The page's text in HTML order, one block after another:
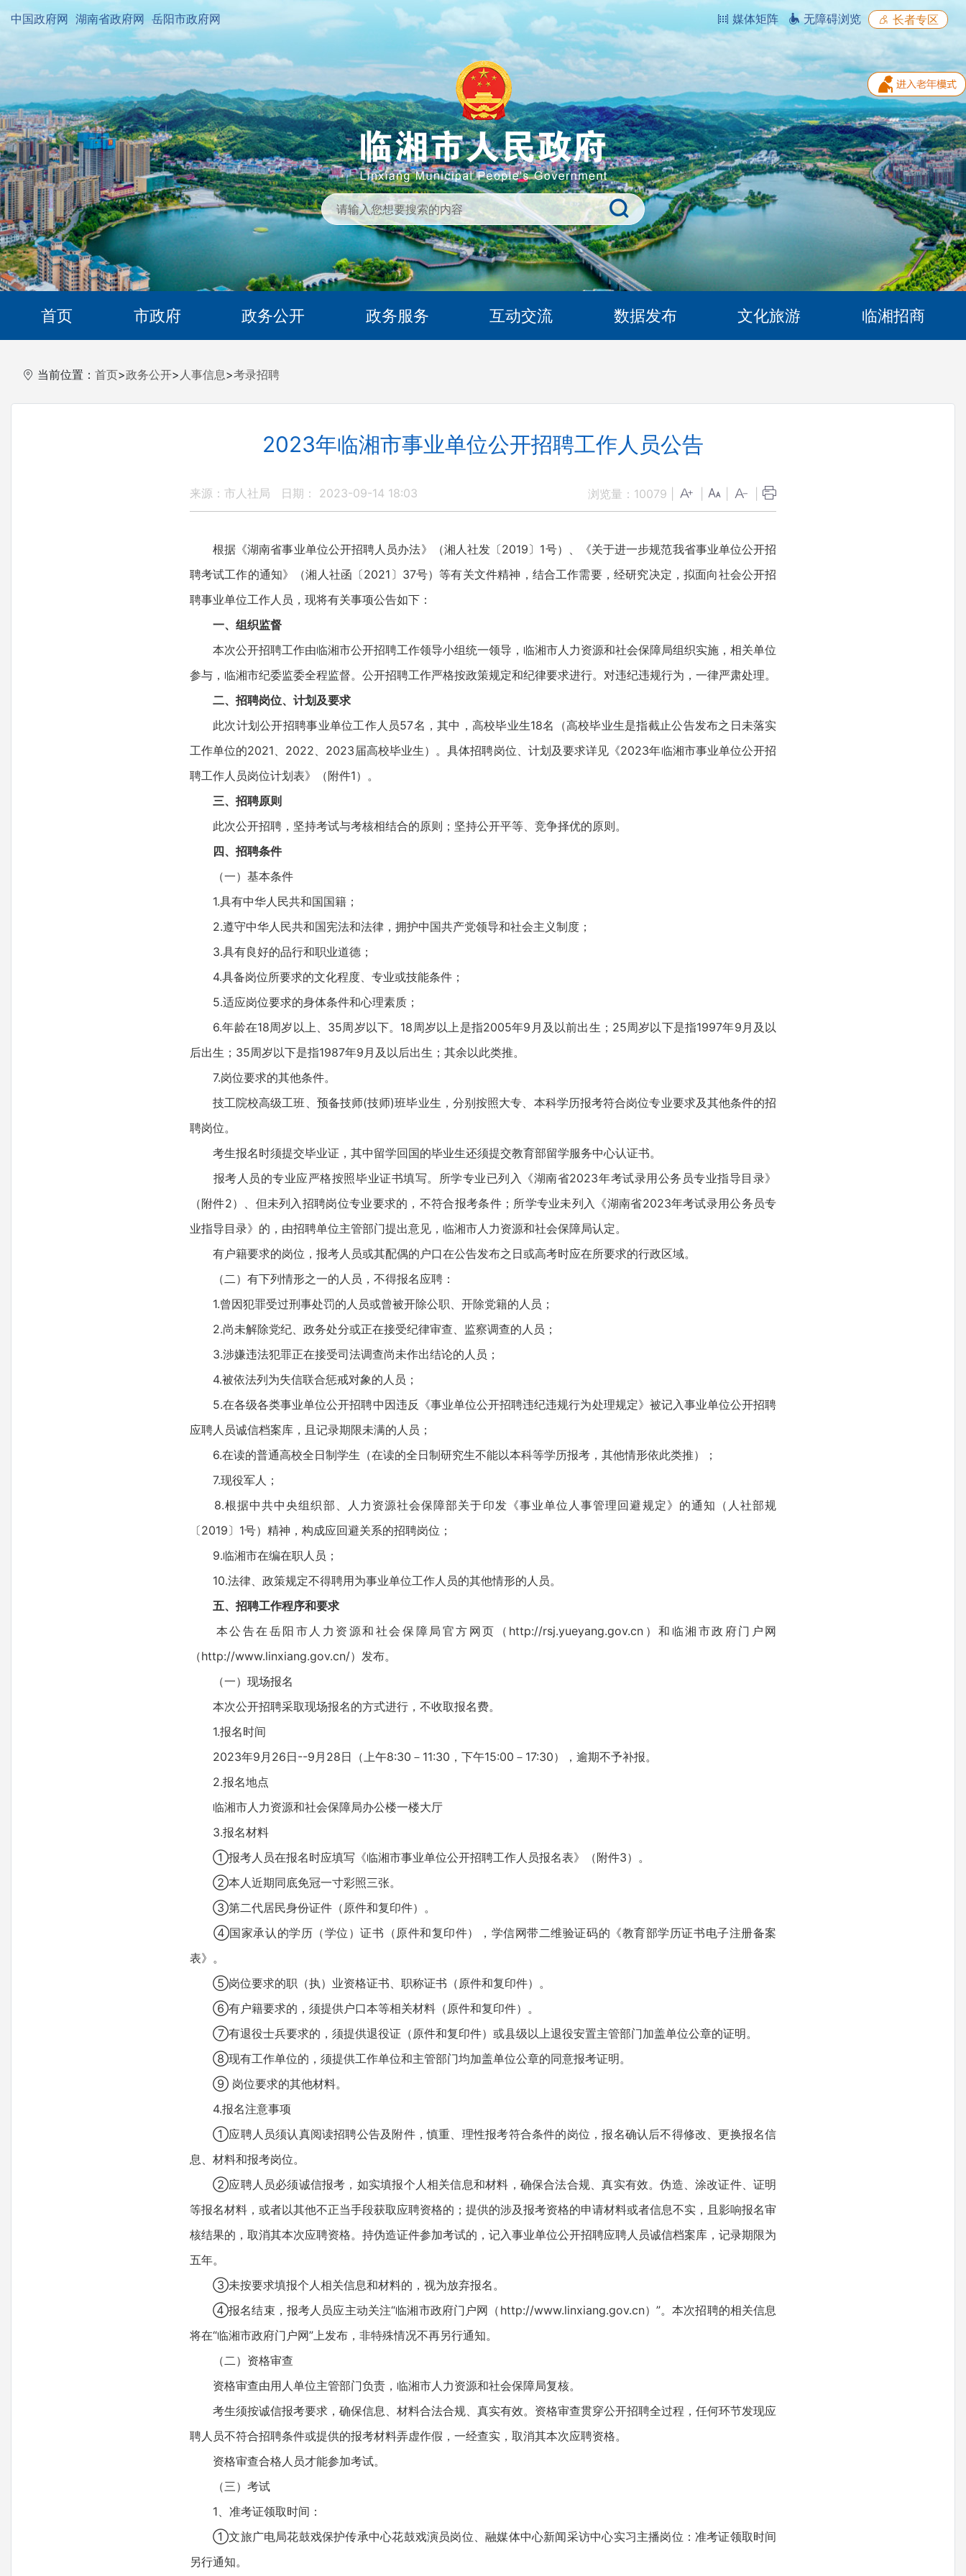
中国政府网 湖南省政府网 岳阳市政府网 媒体矩阵 无障碍浏览 长者专区
首页 市政府 政务公开 政务服务 互动交流 数据发布 文化旅游 临湘招商
当前位置： 首页>政务公开> 人事信息>考录招聘
2023年临湘市事业单位公开招聘工作人员公告
来源：市人社局 日期： 2023-09-14 18:03 浏览量： 10079
根据《湖南省事业单位公开招聘人员办法》（湘人社发〔2019〕1号）、《关于进一步规范我省事业单位公开招
聘考试工作的通知》（湘人社函〔2021〕37号）等有关文件精神，结合工作需要，经研究决定，拟面向社会公开招
聘事业单位工作人员，现将有关事项公告如下：
一、组织监督
本次公开招聘工作由临湘市公开招聘工作领导小组统一领导，临湘市人力资源和社会保障局组织实施，相关单位
参与，临湘市纪委监委全程监督。公开招聘工作严格按政策规定和纪律要求进行。对违纪违规行为，一律严肃处理。
二、招聘岗位、计划及要求
此次计划公开招聘事业单位工作人员57名，其中，高校毕业生18名（高校毕业生是指截止公告发布之日未落实
工作单位的2021、2022、2023届高校毕业生）。具体招聘岗位、计划及要求详见《2023年临湘市事业单位公开招
聘工作人员岗位计划表》（附件1）。
三、招聘原则
此次公开招聘，坚持考试与考核相结合的原则；坚持公开平等、竞争择优的原则。
四、招聘条件
（一）基本条件
1.具有中华人民共和国国籍；
2.遵守中华人民共和国宪法和法律，拥护中国共产党领导和社会主义制度；
3.具有良好的品行和职业道德；
4.具备岗位所要求的文化程度、专业或技能条件；
5.适应岗位要求的身体条件和心理素质；
6.年龄在18周岁以上、35周岁以下。18周岁以上是指2005年9月及以前出生；25周岁以下是指1997年9月及以
后出生；35周岁以下是指1987年9月及以后出生；其余以此类推。
7.岗位要求的其他条件。
技工院校高级工班、预备技师(技师)班毕业生，分别按照大专、本科学历报考符合岗位专业要求及其他条件的招
聘岗位。
考生报名时须提交毕业证，其中留学回国的毕业生还须提交教育部留学服务中心认证书。
报考人员的专业应严格按照毕业证书填写。所学专业已列入《湖南省2023年考试录用公务员专业指导目录》
（附件2）、但未列入招聘岗位专业要求的，不符合报考条件；所学专业未列入《湖南省2023年考试录用公务员专
业指导目录》的，由招聘单位主管部门提出意见，临湘市人力资源和社会保障局认定。
有户籍要求的岗位，报考人员或其配偶的户口在公告发布之日或高考时应在所要求的行政区域。
（二）有下列情形之一的人员，不得报名应聘：
1.曾因犯罪受过刑事处罚的人员或曾被开除公职、开除党籍的人员；
2.尚未解除党纪、政务处分或正在接受纪律审查、监察调查的人员；
3.涉嫌违法犯罪正在接受司法调查尚未作出结论的人员；
4.被依法列为失信联合惩戒对象的人员；
5.在各级各类事业单位公开招聘中因违反《事业单位公开招聘违纪违规行为处理规定》被记入事业单位公开招聘
应聘人员诚信档案库，且记录期限未满的人员；
6.在读的普通高校全日制学生（在读的全日制研究生不能以本科等学历报考，其他情形依此类推）；
7.现役军人；
8.根据中共中央组织部、人力资源社会保障部关于印发《事业单位人事管理回避规定》的通知（人社部规
〔2019〕1号）精神，构成应回避关系的招聘岗位；
9.临湘市在编在职人员；
10.法律、政策规定不得聘用为事业单位工作人员的其他情形的人员。
五、招聘工作程序和要求
本公告在岳阳市人力资源和社会保障局官方网页（http://rsj.yueyang.gov.cn）和临湘市政府门户网
（http://www.linxiang.gov.cn/）发布。
（一）现场报名
本次公开招聘采取现场报名的方式进行，不收取报名费。
1.报名时间
2023年9月26日--9月28日（上午8:30－11:30，下午15:00－17:30），逾期不予补报。
2.报名地点
临湘市人力资源和社会保障局办公楼一楼大厅
3.报名材料
①报考人员在报名时应填写《临湘市事业单位公开招聘工作人员报名表》（附件3）。
②本人近期同底免冠一寸彩照三张。
③第二代居民身份证件（原件和复印件）。
④国家承认的学历（学位）证书（原件和复印件），学信网带二维验证码的《教育部学历证书电子注册备案
表》。
⑤岗位要求的职（执）业资格证书、职称证书（原件和复印件）。
⑥有户籍要求的，须提供户口本等相关材料（原件和复印件）。
⑦有退役士兵要求的，须提供退役证（原件和复印件）或县级以上退役安置主管部门加盖单位公章的证明。
⑧现有工作单位的，须提供工作单位和主管部门均加盖单位公章的同意报考证明。
⑨ 岗位要求的其他材料。
4.报名注意事项
①应聘人员须认真阅读招聘公告及附件，慎重、理性报考符合条件的岗位，报名确认后不得修改、更换报名信
息、材料和报考岗位。
②应聘人员必须诚信报考，如实填报个人相关信息和材料，确保合法合规、真实有效。伪造、涂改证件、证明
等报名材料，或者以其他不正当手段获取应聘资格的；提供的涉及报考资格的申请材料或者信息不实，且影响报名审
核结果的，取消其本次应聘资格。持伪造证件参加考试的，记入事业单位公开招聘应聘人员诚信档案库，记录期限为
五年。
③未按要求填报个人相关信息和材料的，视为放弃报名。
④报名结束，报考人员应主动关注“临湘市政府门户网（http://www.linxiang.gov.cn）”。本次招聘的相关信息
将在“临湘市政府门户网”上发布，非特殊情况不再另行通知。
（二）资格审查
资格审查由用人单位主管部门负责，临湘市人力资源和社会保障局复核。
考生须按诚信报考要求，确保信息、材料合法合规、真实有效。资格审查贯穿公开招聘全过程，任何环节发现应
聘人员不符合招聘条件或提供的报考材料弄虚作假，一经查实，取消其本次应聘资格。
资格审查合格人员才能参加考试。
（三）考试
1、准考证领取时间：
①文旅广电局花鼓戏保护传承中心花鼓戏演员岗位、融媒体中心新闻采访中心实习主播岗位：准考证领取时间
另行通知。